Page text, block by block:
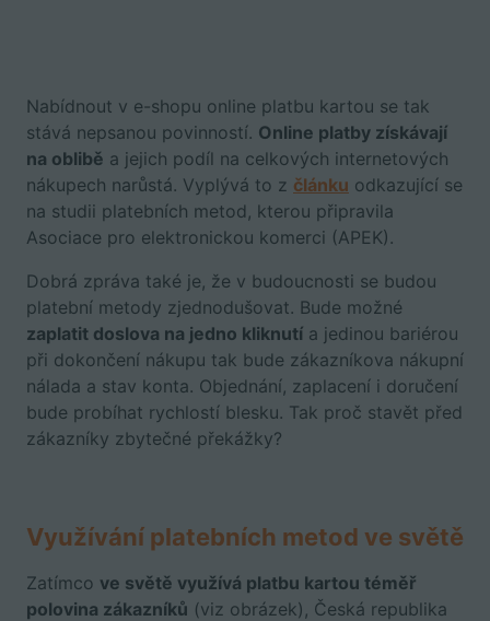
Nabídnout v e-shopu online platbu kartou se tak
stává nepsanou povinností. Online platby získávají
na oblibě a jejich podíl na celkových internetových
nákupech narůstá. Vyplývá to z článku odkazující se
na studii platebních metod, kterou připravila
Asociace pro elektronickou komerci (APEK).
Dobrá zpráva také je, že v budoucnosti se budou
platební metody zjednodušovat. Bude možné
zaplatit doslova na jedno kliknutí a jedinou bariérou
při dokončení nákupu tak bude zákazníkova nákupní
nálada a stav konta. Objednání, zaplacení i doručení
bude probíhat rychlostí blesku. Tak proč stavět před
zákazníky zbytečné překážky?
Využívání platebních metod ve světě
Zatímco ve světě využívá platbu kartou téměř
polovina zákazníků (viz obrázek), Česká republika